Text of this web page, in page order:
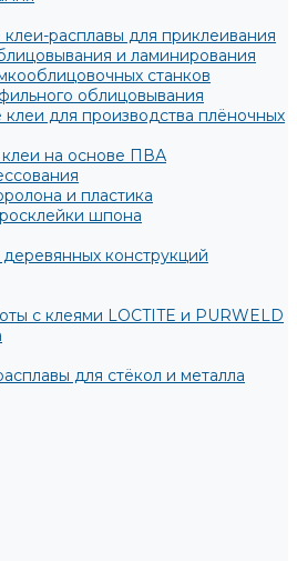
расплавы для приклеивания
и ламинирования
станков
облицовывания
для производства плёночных
на основе ПВА
и пластика
шпона
конструкций
с клеями LOCTITE и PURWELD
для стёкол и металла